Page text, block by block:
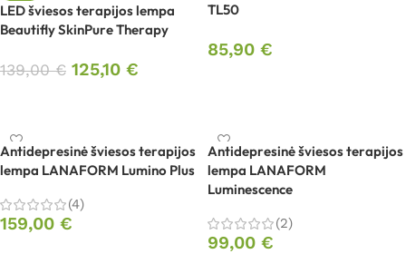
LED šviesos terapijos lempa
Beautifly SkinPure Therapy
139,00€ 125,10 €
TL50
85,90 €
Antidepresinė šviesos terapijos
lempa LANAFORM Lumino Plus
(4)
159,00 €
Antidepresinė šviesos terapijos
lempa LANAFORM
Luminescence
(2)
99,00 €